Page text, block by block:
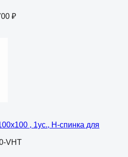
₽
, 1ус., Н-спинка для
VHT